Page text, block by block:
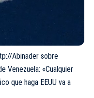
Abinader sobre
Venezuela: «Cualquier
que haga EEUU va a